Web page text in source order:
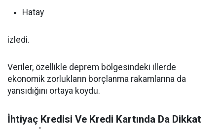
Hatay
izledi.
Veriler, özellikle deprem bölgesindeki illerde
ekonomik zorlukların borçlanma rakamlarına da
yansıdığını ortaya koydu.
İhtiyaç Kredisi Ve Kredi Kartında Da Dikkat